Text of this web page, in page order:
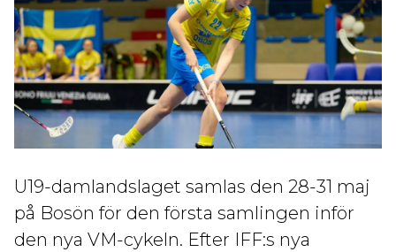
U19-damlandslaget samlas den 28-31 maj
på Bosön för den första samlingen inför
den nya VM-cykeln. Efter IFF:s nya